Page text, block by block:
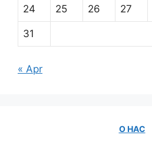
24 25 26 27
31
« Apr
О НАС